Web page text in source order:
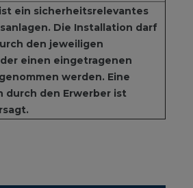
ein sicherheitsrelevantes
Die Installation darf
den jeweiligen
einen eingetragenen
werden. Eine
durch den Erwerber ist